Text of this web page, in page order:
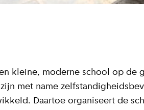
kleine, moderne school op de
met name
Daartoe organiseert de